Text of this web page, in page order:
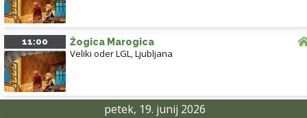
11:00 Žogica Marogica
Veliki oder LGL,Ljubljana
petek, 19. junij 2026